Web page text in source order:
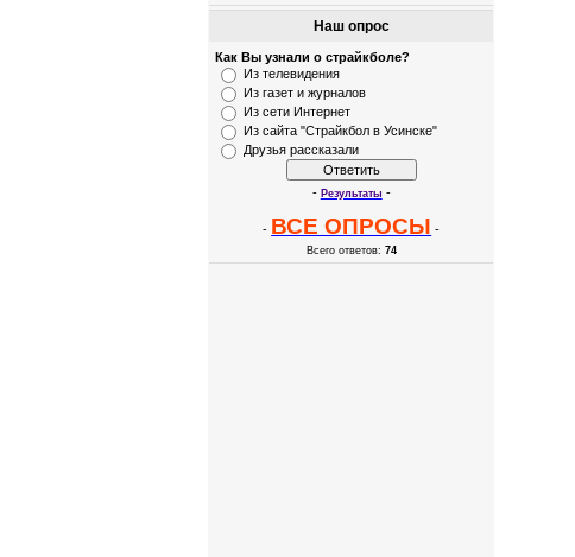
Наш опрос
Как Вы узнали о страйкболе?
Из телевидения
Из газет и журналов
Из сети Интернет
Из сайта "Страйкбол в Усинске"
Друзья рассказали
- Результаты -
- ВСЕ ОПРОСЫ -
Всего ответов: 74